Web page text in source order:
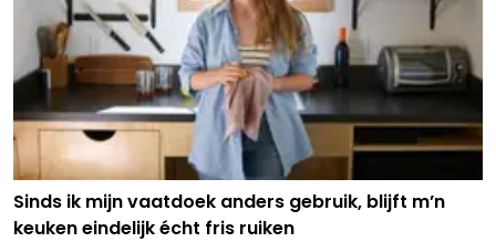
Sinds ik mijn vaatdoek anders gebruik, blijft m’n
keuken eindelijk écht fris ruiken